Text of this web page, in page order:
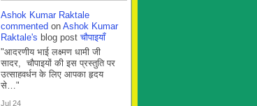
Ashok Kumar Raktale
commented on Ashok Kumar
Raktale's blog postचौपाइयाँ
"आदरणीय भाई लक्ष्मण धामी जी
सादर, चौपाइयों की इस प्रस्तुति पर
उत्साहवर्धन के लिए आपका हृदय
से…"
Jul 24